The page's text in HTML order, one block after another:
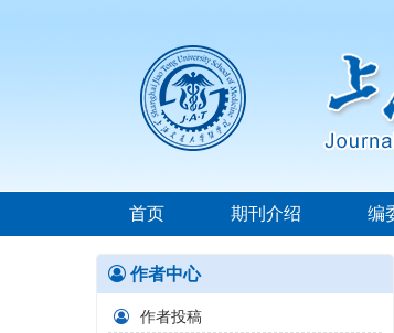
首页 期刊介绍 编
作者中心
作者投稿